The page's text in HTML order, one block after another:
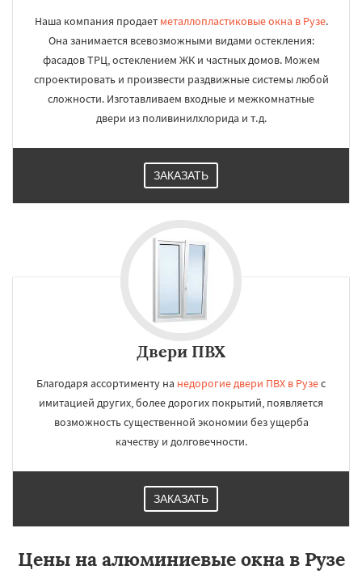
Наша компания продает металлопластиковые окна в Рузе.
Она занимается всевозможными видами остекления:
фасадов ТРЦ, остеклением ЖК и частных домов. Можем
спроектировать и произвести раздвижные системы любой
сложности. Изготавливаем входные и межкомнатные
двери из поливинилхлорида и т.д.
ЗАКАЗАТЬ
Двери ПВХ
Благодаря ассортименту на недорогие двери ПВХ в Рузес
имитацией других, более дорогих покрытий, появляется
возможность существенной экономии без ущерба
качеству и долговечности.
ЗАКАЗАТЬ
Цены на алюминиевые окна в Рузе